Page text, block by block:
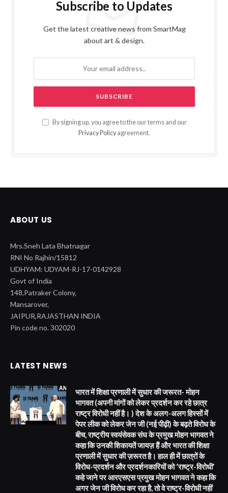
Subscribe to Updates
Get the latest creative news from SmartMag
about art & design.
By signing up, you agree to the our terms and our
Privacy Policy agreement.
ABOUT US
Mrs.Sneh Lata Bhatnagar
RNI No Rajhin/15812
UDHYAM: UDYAM-RJ-17-0142928
Govt of India
148,Patraker Colony,
Mansarover,
JAIPUR,RAJASTHAN INDIA
Pin code no. 302020
LATEST NEWS
भारत में शिक्षा प्रणाली में सुधार की जरूरत- मोहन
भागवत (अपनी मांगों को लेकर प्रदर्शन कर रहे छात्र
राष्ट्र विरोधी नहीं है। ) देश के अलग-अलग हिस्सों में
पेपर लीक को लेकर जेन जी (नई पीढ़ी) के बढ़ते विरोध के
बीच, राष्ट्रीय स्वयंसेवक संघ के प्रमुख मोहन भागवत ने
कहा कि उनकी शिकायतें जायज़ हैं और भारत की शिक्षा
प्रणाली में सुधार की ज़रूरत है। हाल ही में छात्रों के
विरोध-प्रदर्शन और प्रदर्शनकारियों को ‘राष्ट्र-विरोधी’
कहे जाने पर आरएसएस प्रमुख मोहन भागवत ने कहा कि
अगर जेन जी विरोध कर रहा है, तो वे राष्ट्र-विरोधी नहीं